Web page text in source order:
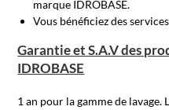
marque IDROBASE.
Vous bénéficiez des
Garantie et S.A.V des
IDROBASE
1 an pour la gamme de